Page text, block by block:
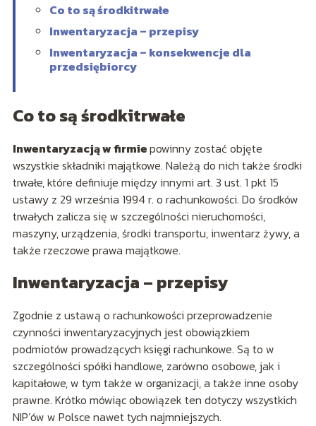
Co to są środkitrwałe
Inwentaryzacja – przepisy
Inwentaryzacja – konsekwencje dla
przedsiębiorcy
Co to są środkitrwałe
Inwentaryzacją w firmiepowinny zostać objęte
wszystkie składniki majątkowe. Należą do nich także środki
trwałe, które definiuje między innymi art. 3 ust. 1 pkt 15
ustawy z 29 września 1994 r. o rachunkowości. Do środków
trwałych zalicza się w szczególności nieruchomości,
maszyny, urządzenia, środki transportu, inwentarz żywy, a
także rzeczowe prawa majątkowe.
Inwentaryzacja – przepisy
Zgodnie z ustawą o rachunkowości przeprowadzenie
czynności inwentaryzacyjnych jest obowiązkiem
podmiotów prowadzących księgi rachunkowe. Są to w
szczególności spółki handlowe, zarówno osobowe, jak i
kapitałowe, w tym także w organizacji, a także inne osoby
prawne. Krótko mówiąc obowiązek ten dotyczy wszystkich
NIP’ów w Polsce nawet tych najmniejszych.